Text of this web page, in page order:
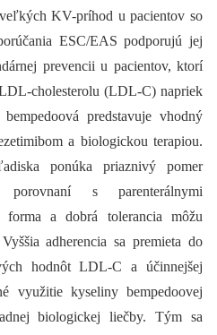
KV-príhod u pacientov so
ESC/EAS podporujú jej
prevencii u pacientov, ktorí
cholesterolu (LDL-C) napriek
predstavuje vhodný
a biologickou terapiou.
ponúka priaznivý pomer
s parenterálnymi
forma a dobrá tolerancia môžu
adherencia sa premieta do
hodnôt LDL-C a účinnejšej
využitie kyseliny bempedoovej
biologickej liečby. Tým sa